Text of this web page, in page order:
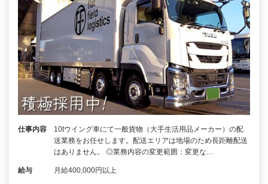
仕事内容
10tウイング車にて一般貨物（大手生活用品メーカー）の配
送業務をお任せします。配送エリアは地場のため長距離配送
はありません。 ◎業務内容の変更範囲：変更な…
給与 月給400,000円以上